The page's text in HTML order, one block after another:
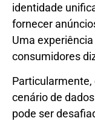
identidade
fornecer
Uma
consumidores
Particularmente,
cenário de
pode ser